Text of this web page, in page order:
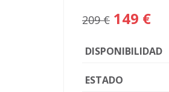
209 € 149 €
DISPONIBILIDAD
ESTADO